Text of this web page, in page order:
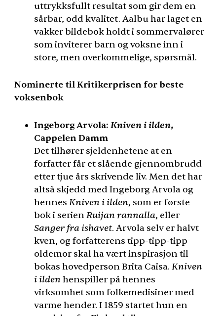
uttrykksfullt resultat som gir dem en
sårbar, odd kvalitet. Aalbu har laget en
vakker bildebok holdt i sommervalører
som inviterer barn og voksne inn i
store, men overkommelige, spørsmål.
Nominerte til Kritikerprisen for beste
voksenbok
Ingeborg Arvola: Kniven i ilden,
Cappelen Damm
Det tilhører sjeldenhetene at en
forfatter får et slående gjennombrudd
etter tjue års skrivende liv. Men det har
altså skjedd med Ingeborg Arvola og
hennes Kniven i ilden, som er første
bok i serienRuijan rannalla, eller
Sanger fra ishavet. Arvola selv er halvt
kven, og forfatterens tipp-tipp-tipp
oldemor skal ha vært inspirasjon til
bokas hovedperson Brita Caisa. Kniven
i ilden henspiller på hennes
virksomhet som folkemedisiner med
varme hender. I 1859 startet hun en